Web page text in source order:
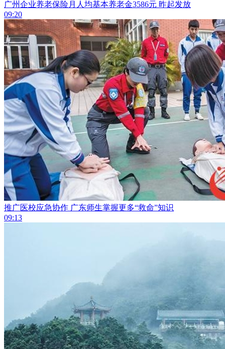
广州企业养老保险月人均基本养老金3586元 昨起发放
09:20
推广医校应急协作 广东师生掌握更多“救命”知识
09:13